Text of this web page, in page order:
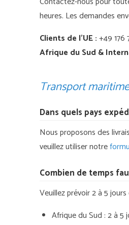
heures. Les demandes
Clients de l’UE :+49 176
Afrique du Sud &
Transport maritime
Dans quels pays
Nous proposons des
veuillez utiliser notre
Combien de temps
Veuillez prévoir 2 à 5
Afrique du Sud : 2 à 5